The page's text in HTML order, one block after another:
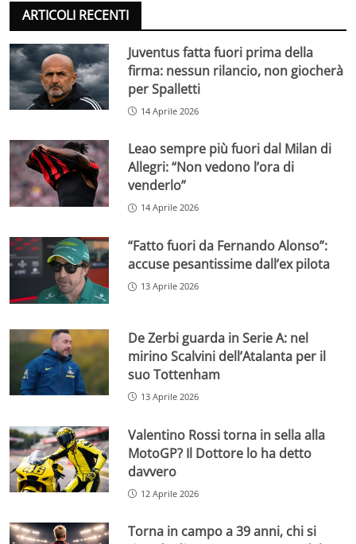
ARTICOLI RECENTI
Juventus fatta fuori prima della
firma: nessun rilancio, non giocherà
per Spalletti
14 Aprile 2026
Leao sempre più fuori dal Milan di
Allegri: “Non vedono l’ora di
venderlo”
14 Aprile 2026
“Fatto fuori da Fernando Alonso”:
accuse pesantissime dall’ex pilota
13 Aprile 2026
De Zerbi guarda in Serie A: nel
mirino Scalvini dell’Atalanta per il
suo Tottenham
13 Aprile 2026
Valentino Rossi torna in sella alla
MotoGP? Il Dottore lo ha detto
davvero
12 Aprile 2026
Torna in campo a 39 anni, chi si